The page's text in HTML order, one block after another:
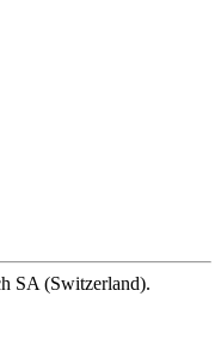
SA (Switzerland).